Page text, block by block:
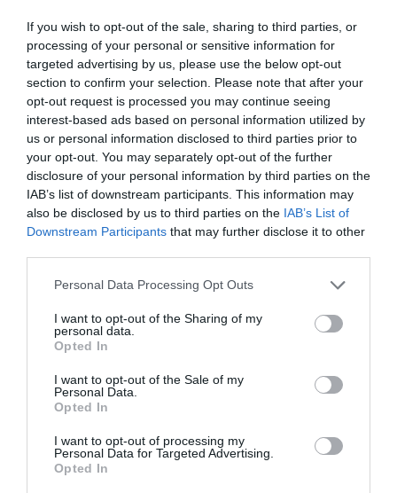
If you wish to opt-out of the sale, sharing to third parties, or
processing of your personal or sensitive information for
targeted advertising by us, please use the below opt-out
section to confirm your selection. Please note that after your
opt-out request is processed you may continue seeing
interest-based ads based on personal information utilized by
us or personal information disclosed to third parties prior to
your opt-out. You may separately opt-out of the further
disclosure of your personal information by third parties on the
IAB’s list of downstream participants. This information may
also be disclosed by us to third parties on the IAB’s List of
Downstream Participants that may further disclose it to other
Please note that this website/app uses one or more Google
not limited to your visit or usage behaviour. You may click to
grant or deny consent to Google and its third-party tags to
use your data for below specified purposes in below Google
consent section.
Personal Data Processing Opt Outs
I want to opt-out of the Sharing of my
personal data.
Opted In
I want to opt-out of the Sale of my
Personal Data.
Opted In
I want to opt-out of processing my
Personal Data for Targeted Advertising.
Opted In
Szobák: a rejtett veszélyek
A hideg, nem szigetelt falak szintén hozzájárulhatnak a
penész kialakulásához. Ha ilyen problémát észlelünk,
érdemes szakemberrel felméretni a helyzetet, és
megoldást találni a szigetelésre. A szobákban ne
teregessünk ruhát, mert a száradó textíliák jelentős
mennyiségű párát bocsátanak ki. Ha nincs más
lehetőség, válasszunk egy jól szellőző helyiséget a
ruhaszárításhoz, és gondoskodjunk a folyamatos
légcseréről.
ideális környezetet teremt a penész számára. Hagyjunk
között.
Apró, de lényeges részletek
A konyha és a fürdő fűtőtestjeire soha ne teregessünk
vizes ruhákat, hiszen ezzel csak tovább növeljük a
penész, érdemes lehet páratartalom-mérőt beszerezni,
hogy pontos képet kapjunk a helyzet súlyosságáról.